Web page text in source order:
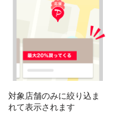
対象店舗のみに絞り込ま
れて表示されます